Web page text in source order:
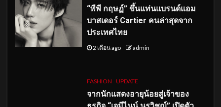
“พีพี กฤษฏ์” ขึ้นแท่นแบรนด์แอม
บาสเดอร์ Cartier คนล่าสุดจาก
ประเทศไทย
2 เดือน ago admin
FASHION UPDATE
จากนักแสดงอายุน้อยสู่เจ้าของ